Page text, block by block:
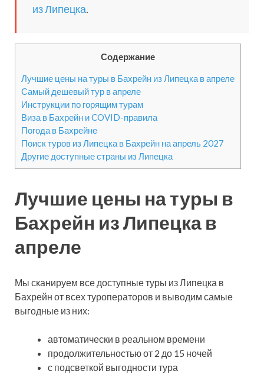
из Липецка.
Содержание
Лучшие цены на туры в Бахрейн из Липецка в апреле
Самый дешевый тур в апреле
Инструкции по горящим турам
Виза в Бахрейн и COVID-правила
Погода в Бахрейне
Поиск туров из Липецка в Бахрейн на апрель 2027
Другие доступные страны из Липецка
Лучшие цены на туры в
Бахрейн из Липецка в
апреле
Мы сканируем все доступные туры из Липецка в
Бахрейн от всех туроператоров и выводим самые
выгодные из них:
автоматически в реальном времени
продолжительностью от 2 до 15 ночей
с подсветкой выгодности тура